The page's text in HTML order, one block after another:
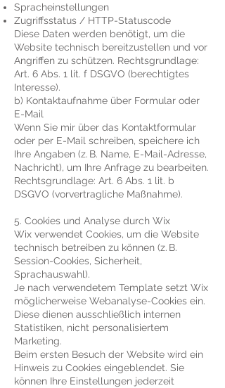
Spracheinstellungen
Zugriffsstatus / HTTP-Statuscode
Diese Daten werden benötigt, um die
Website technisch bereitzustellen und vor
Angriffen zu schützen. Rechtsgrundlage:
Art. 6 Abs. 1 lit. f DSGVO (berechtigtes
Interesse).
b) Kontaktaufnahme über Formular oder
E-Mail
Wenn Sie mir über das Kontaktformular
oder per E-Mail schreiben, speichere ich
Ihre Angaben (z. B. Name, E-Mail-Adresse,
Nachricht), um Ihre Anfrage zu bearbeiten.
Rechtsgrundlage: Art. 6 Abs. 1 lit. b
DSGVO (vorvertragliche Maßnahme).
5. Cookies und Analyse durch Wix
Wix verwendet Cookies, um die Website
technisch betreiben zu können (z. B.
Session-Cookies, Sicherheit,
Sprachauswahl).
Je nach verwendetem Template setzt Wix
möglicherweise Webanalyse-Cookies ein.
Diese dienen ausschließlich internen
Statistiken, nicht personalisiertem
Marketing.
Beim ersten Besuch der Website wird ein
Hinweis zu Cookies eingeblendet. Sie
können Ihre Einstellungen jederzeit